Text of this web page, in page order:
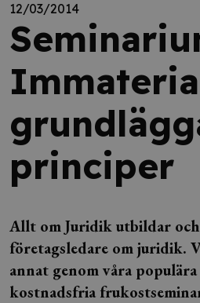
12/03/2014
principer
Allt om Juridik utbildar
företagsledare om juridik.
annat genom våra
kostnadsfria